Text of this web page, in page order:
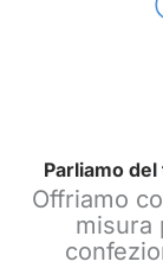
Parliamo
Offriamo
misura